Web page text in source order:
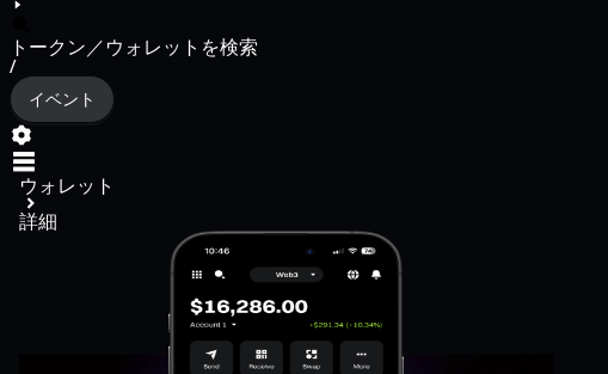
トークン／ウォレットを検索
/
イベント
ウォレット
詳細